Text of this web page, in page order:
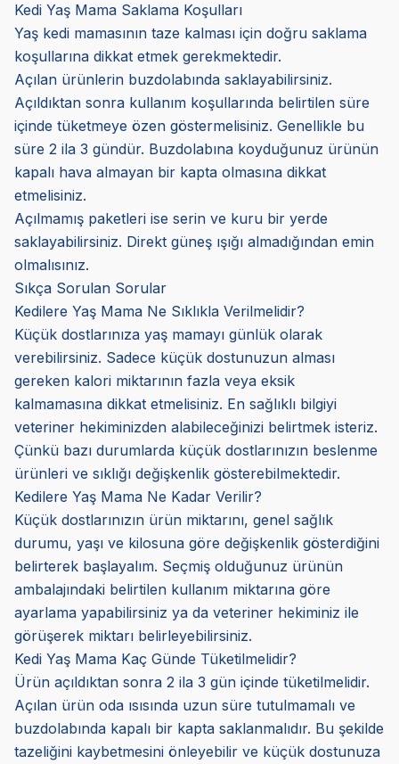
Kedi Yaş Mama Saklama Koşulları
Yaş kedi mamasının taze kalması için doğru saklama
koşullarına dikkat etmek gerekmektedir.
Açılan ürünlerin buzdolabında saklayabilirsiniz.
Açıldıktan sonra kullanım koşullarında belirtilen süre
içinde tüketmeye özen göstermelisiniz. Genellikle bu
süre 2 ila 3 gündür. Buzdolabına koyduğunuz ürünün
kapalı hava almayan bir kapta olmasına dikkat
etmelisiniz.
Açılmamış paketleri ise serin ve kuru bir yerde
saklayabilirsiniz. Direkt güneş ışığı almadığından emin
olmalısınız.
Sıkça Sorulan Sorular
Kedilere Yaş Mama Ne Sıklıkla Verilmelidir?
Küçük dostlarınıza yaş mamayı günlük olarak
verebilirsiniz. Sadece küçük dostunuzun alması
gereken kalori miktarının fazla veya eksik
kalmamasına dikkat etmelisiniz. En sağlıklı bilgiyi
veteriner hekiminizden alabileceğinizi belirtmek isteriz.
Çünkü bazı durumlarda küçük dostlarınızın beslenme
ürünleri ve sıklığı değişkenlik gösterebilmektedir.
Kedilere Yaş Mama Ne Kadar Verilir?
Küçük dostlarınızın ürün miktarını, genel sağlık
durumu, yaşı ve kilosuna göre değişkenlik gösterdiğini
belirterek başlayalım. Seçmiş olduğunuz ürünün
ambalajındaki belirtilen kullanım miktarına göre
ayarlama yapabilirsiniz ya da veteriner hekiminiz ile
görüşerek miktarı belirleyebilirsiniz.
Kedi Yaş Mama Kaç Günde Tüketilmelidir?
Ürün açıldıktan sonra 2 ila 3 gün içinde tüketilmelidir.
Açılan ürün oda ısısında uzun süre tutulmamalı ve
buzdolabında kapalı bir kapta saklanmalıdır. Bu şekilde
tazeliğini kaybetmesini önleyebilir ve küçük dostunuza